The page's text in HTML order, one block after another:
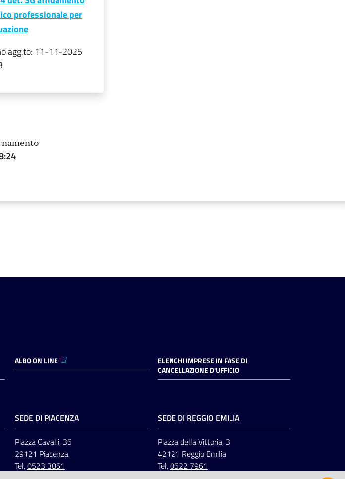
professionale per
agg.to: 11-11-2025
ALBO ON LINE
ELENCHI IMPRESE IN FASE DI
CANCELLAZIONE D'UFFICIO
SEDE DI PIACENZA
Piazza Cavalli, 35
29121 Piacenza
Tel.0523 3861
SEDE DI REGGIO EMILIA
Piazza della Vittoria, 3
42121 Reggio Emilia
Tel.0522 7961